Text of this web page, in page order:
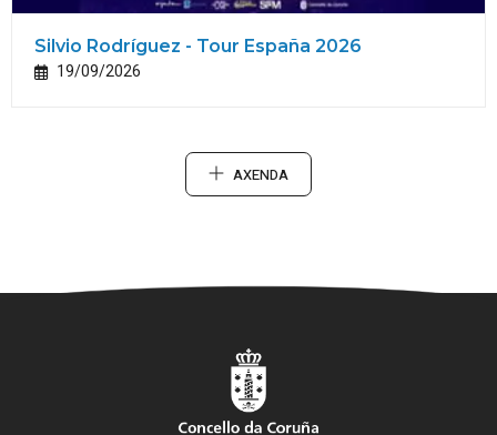
Silvio Rodríguez - Tour España 2026
19/09/2026
AXENDA